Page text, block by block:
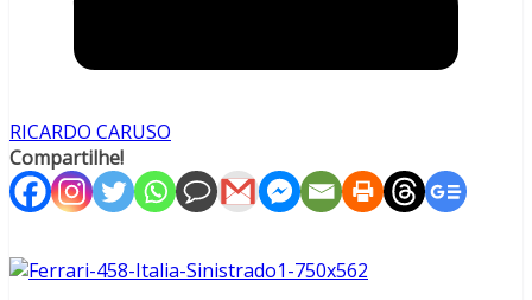
RICARDO CARUSO
Compartilhe!